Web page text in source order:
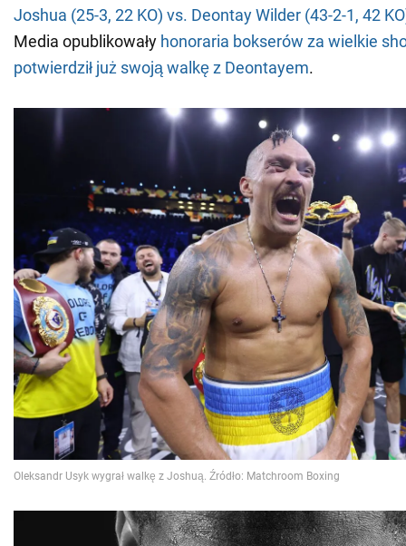
Joshua (25-3, 22 KO) vs. Deontay Wilder (43-2-1, 42
Media opublikowały honoraria bokserów za wielkie
potwierdził już swoją walkę z Deontayem.